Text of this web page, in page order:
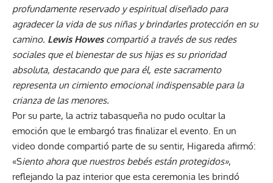
profundamente reservado y espiritual diseñado para
agradecer la vida de sus niñas y brindarles protección en su
camino. Lewis Howescompartió a través de sus redes
sociales que el bienestar de sus hijas es su prioridad
absoluta, destacando que para él, este sacramento
representa un cimiento emocional indispensable para la
crianza de las menores.
Por su parte, la actriz tabasqueña no pudo ocultar la
emoción que le embargó tras finalizar el evento. En un
video donde compartió parte de su sentir, Higareda afirmó:
«Siento ahora que nuestros bebés están protegidos»,
reflejando la paz interior que esta ceremonia les brindó